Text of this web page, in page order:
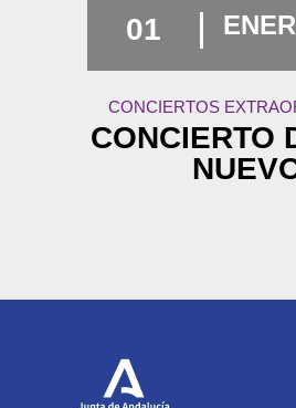
01
CONCIERTOS
CONCIERTO